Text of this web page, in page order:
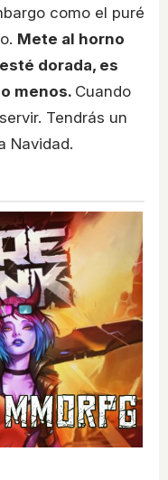
como el puré
Mete al horno
dorada, es
menos. Cuando
Tendrás un
Navidad.